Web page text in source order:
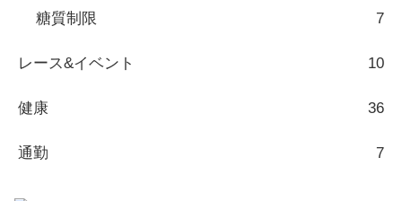
糖質制限 7
レース&イベント 10
健康 36
通勤 7